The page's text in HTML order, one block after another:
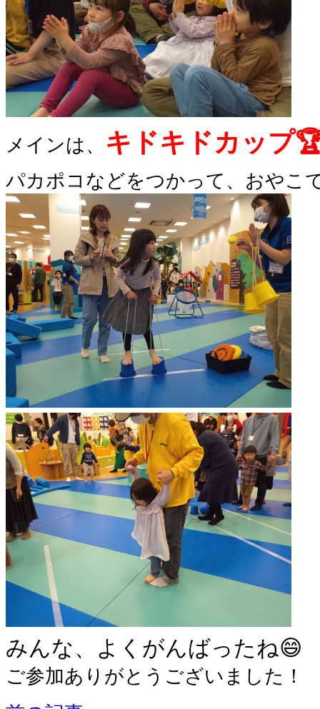
メインは、 キドキドカップ
パカポコなどをつかって、おやこ
みんな、よくがんばったね😄
ご参加ありがとうございました！